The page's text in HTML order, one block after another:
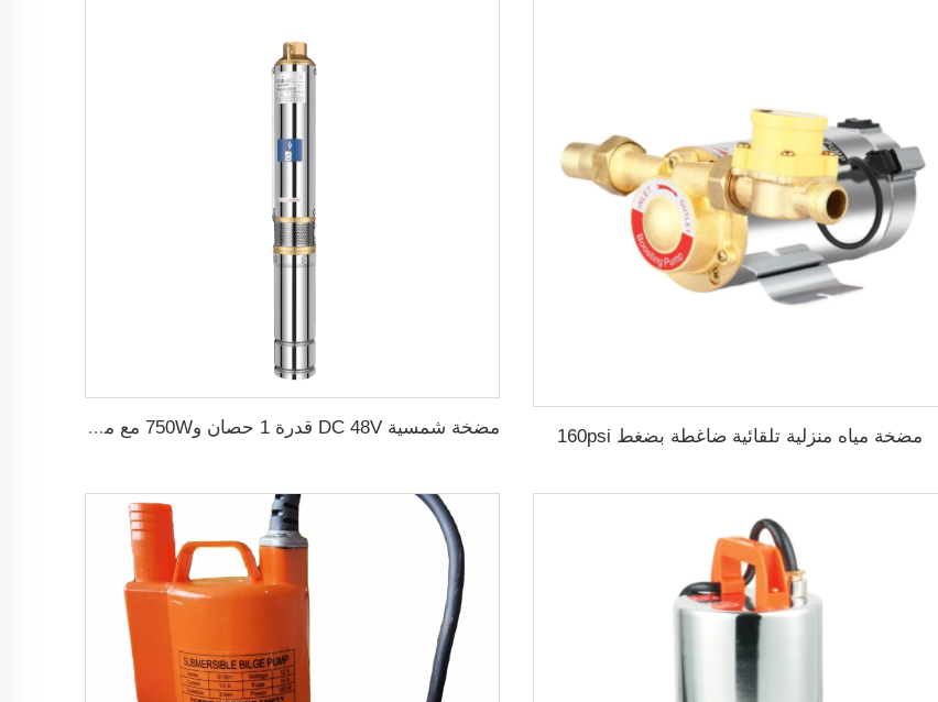
مضخة مياه منزلية تلقائية ضاغطة بضغط 160psi مضخة شمسية DC 48V قدرة 1 حصان و750W مع منظم MPPT لري الزراعة